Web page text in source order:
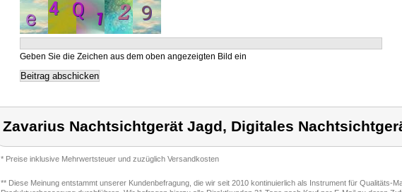
Geben Sie die Zeichen aus dem oben angezeigten Bild ein
Zavarius Nachtsichtgerät Jagd, Digitales
* Preise inklusive Mehrwertsteuer und zuzüglich Versandkosten
** Diese Meinung entstammt unserer Kundenbefragung, die wir seit 2010 kontinuierlich als Instrument für Qualitäts-